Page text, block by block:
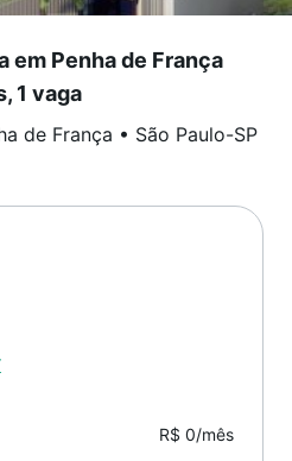
em Penha de França
1 vaga
de França • São Paulo-SP
R$ 0/mês